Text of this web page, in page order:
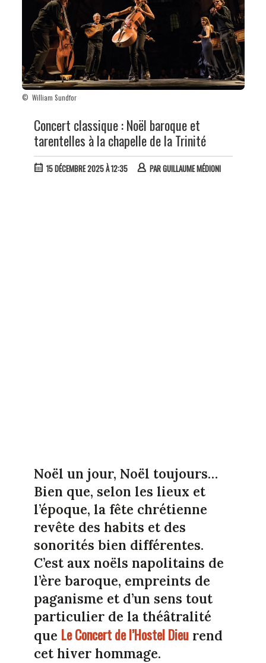
© William Sundfor
Concert classique : Noël baroque et
tarentelles à la chapelle de la Trinité
15 DÉCEMBRE 2025 À 12:35 PARGUILLAUME MÉDIONI
Noël un jour, Noël toujours…
Bien que, selon les lieux et
l’époque, la fête chrétienne
revête des habits et des
sonorités bien différentes.
C’est aux noëls napolitains de
l’ère baroque, empreints de
paganisme et d’un sens tout
particulier de la théâtralité
que Le Concert de l’Hostel Dieurend
cet hiver hommage.